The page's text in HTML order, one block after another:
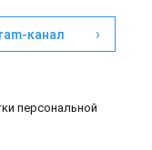
канал ›
персональной